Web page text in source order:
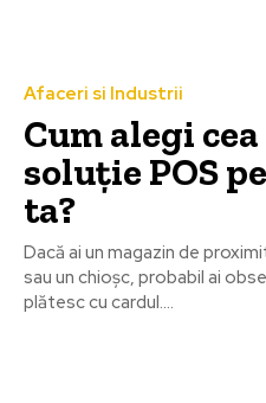
Afaceri si Industrii
Cum alegi
soluție POS
ta?
Dacă ai un magazin de
sau un chioșc, probabil ai
plătesc cu cardul....